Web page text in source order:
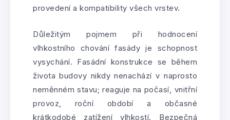
provedení a kompatibility všech vrstev.
Důležitým pojmem při hodnocení
vlhkostního chování fasády je schopnost
vysychání. Fasádní konstrukce se během
života budovy nikdy nenachází v naprosto
neměnném stavu; reaguje na počasí, vnitřní
provoz, roční období a občasné
krátkodobé zatížení vlhkostí. Bezpečná